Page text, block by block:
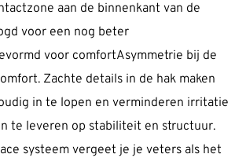
aan de binnenkant van de
voor een nog beter
voor comfortAsymmetrie bij de
Zachte details in de hak maken
in te lopen en verminderen irritatie
te leveren op stabiliteit en structuur.
systeem vergeet je je veters als het